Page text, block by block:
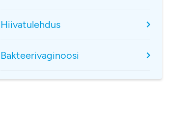
Hiivatulehdus
Bakteerivaginoosi